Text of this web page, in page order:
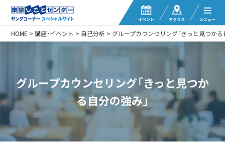
イベント アクセス メニュー
HOME >講座・イベント > 自己分析 > グループカウンセリング「きっと見つかる
グループカウンセリング「きっと見つか
る自分の強み」